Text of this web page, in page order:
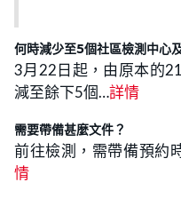
何時減少至5個社區檢測中心
3月22日起，由原本的
減至餘下5個…詳情
需要帶備甚麼文件？
前往檢測，需帶備預約
情